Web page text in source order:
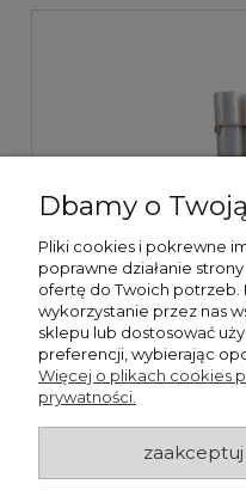
PALETA 40
maszynowa 250
23 my
5
zawiera 23%
Dbamy o
Pliki cookies i pokrewne
poprawne działanie
ofertę do Twoich
wykorzystanie przez nas
sklepu lub dostosować
preferencji, wybierając
Więcej o plikach cookies
prywatności.